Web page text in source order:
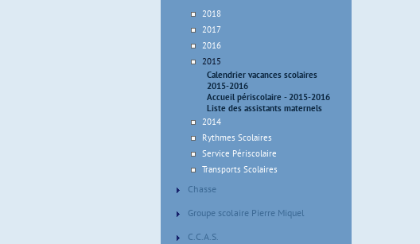
2018
2017
2016
2015
Calendrier vacances scolaires
2015-2016
Accueil périscolaire - 2015-2016
Liste des assistants maternels
2014
Rythmes Scolaires
Service Périscolaire
Transports Scolaires
Chasse
Groupe scolaire Pierre Miquel
C.C.A.S.